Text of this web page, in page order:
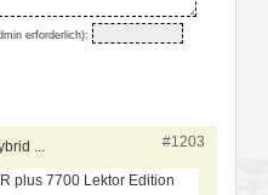
erforderlich):
... #1203
plus 7700 Lektor Edition